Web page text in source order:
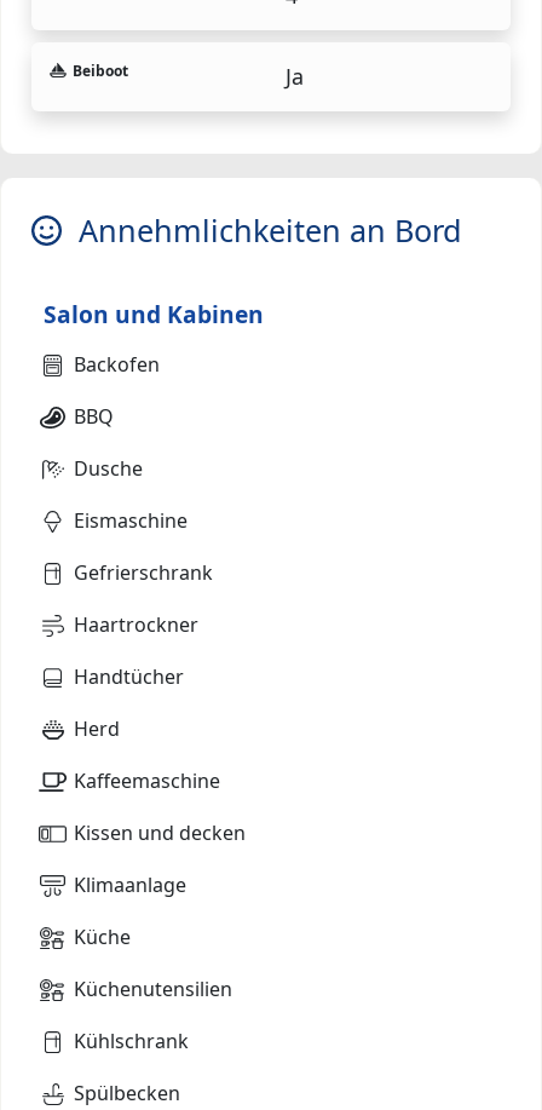
Beiboot Ja
Annehmlichkeiten an Bord
Salon und Kabinen
Backofen
BBQ
Dusche
Eismaschine
Gefrierschrank
Haartrockner
Handtücher
Herd
Kaffeemaschine
Kissen und decken
Klimaanlage
Küche
Küchenutensilien
Kühlschrank
Spülbecken